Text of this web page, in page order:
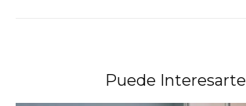
Puede Interesarte